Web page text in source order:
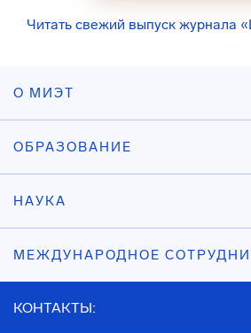
Читать свежий выпуск
О МИЭТ
ОБРАЗОВАНИЕ
НАУКА
МЕЖДУНАРОДНОЕ
КОНТАКТЫ: